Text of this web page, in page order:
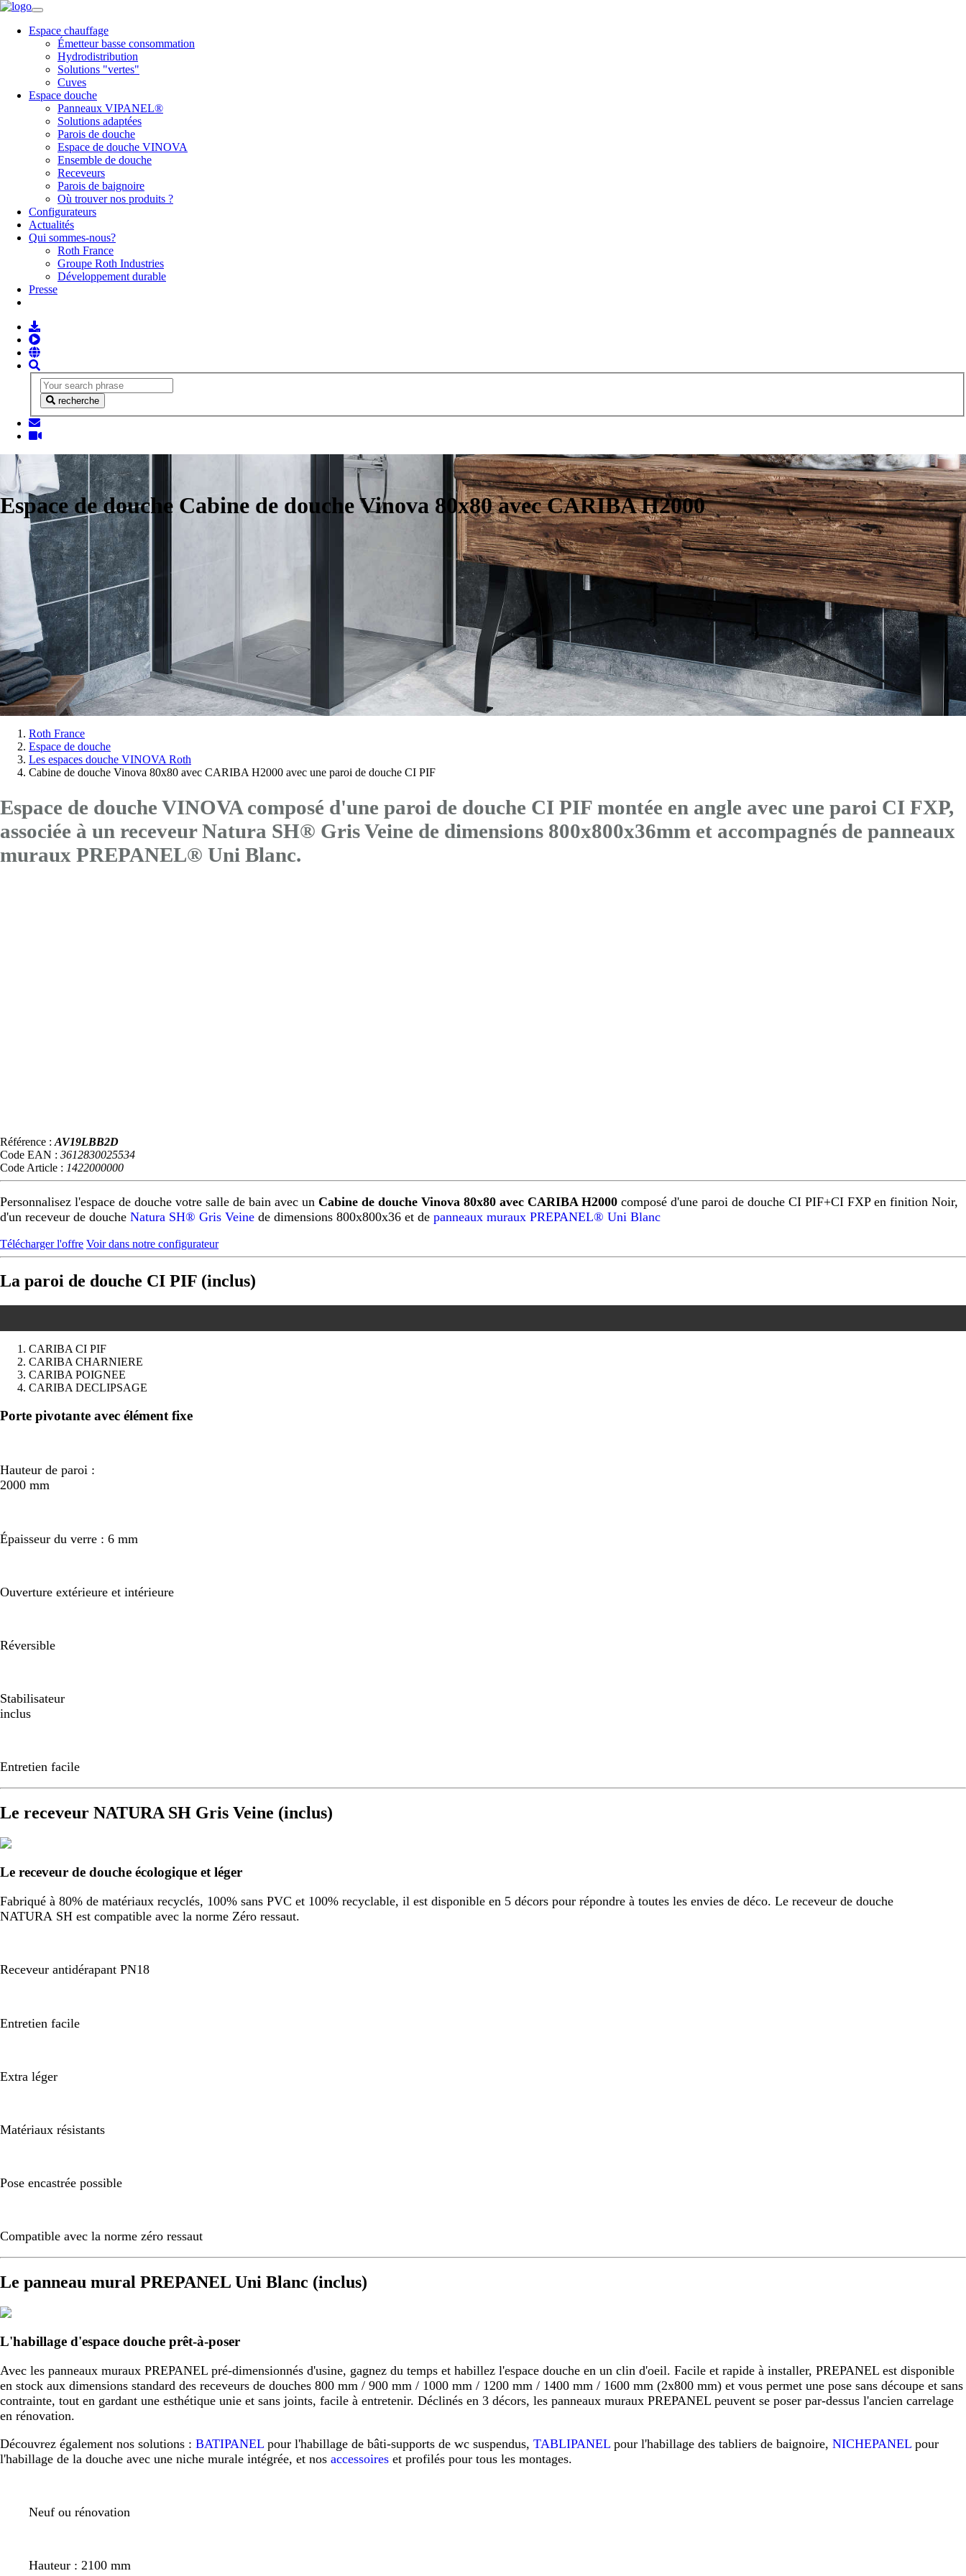
Espace chauffage
Émetteur basse consommation
Hydrodistribution
Solutions "vertes"
Cuves
Espace douche
Panneaux VIPANEL®
Solutions adaptées
Parois de douche
Espace de douche VINOVA
Ensemble de douche
Receveurs
Parois de baignoire
Où trouver nos produits ?
Configurateurs
Actualités
Qui sommes-nous?
Roth France
Groupe Roth Industries
Développement durable
Presse
recherche
Espace de douche Cabine de douche Vinova 80x80 avec CARIBA H2000
Vous
êtes
Roth France
Espace de douche
Les espaces douche VINOVA Roth
Cabine de douche Vinova 80x80 avec CARIBA H2000 avec une paroi de douche CI PIF
Espace de douche VINOVA composé d'une paroi de douche CI PIF montée en angle avec une paroi CI FXP,
associée à un receveur Natura SH® Gris Veine de dimensions 800x800x36mm et accompagnés de panneaux
muraux PREPANEL® Uni Blanc.
Référence : AV19LBB2D
Code EAN : 3612830025534
Code Article : 1422000000
Personnalisez l'espace de douche votre salle de bain avec un Cabine de douche Vinova 80x80 avec CARIBA H2000 composé d'une paroi de douche CI PIF+CI FXP en finition Noir,
d'un receveur de douche Natura SH® Gris Veine de dimensions 800x800x36 et de panneaux muraux PREPANEL® Uni Blanc
Télécharger l'offre Voir dans notre configurateur
La paroi de douche CI PIF (inclus)
CARIBA CI PIF
CARIBA CHARNIERE
CARIBA POIGNEE
CARIBA DECLIPSAGE
Précédent
Suivant
Porte pivotante avec élément fixe
Hauteur de paroi :
2000 mm
Épaisseur du verre : 6 mm
Ouverture extérieure et intérieure
Réversible
Stabilisateur
inclus
Entretien facile
Le receveur NATURA SH Gris Veine (inclus)
Le receveur de douche écologique et léger
Fabriqué à 80% de matériaux recyclés, 100% sans PVC et 100% recyclable, il est disponible en 5 décors pour répondre à toutes les envies de déco. Le receveur de douche
NATURA SH est compatible avec la norme Zéro ressaut.
Receveur antidérapant PN18
Entretien facile
Extra léger
Matériaux résistants
Pose encastrée possible
Compatible avec la norme zéro ressaut
Le panneau mural PREPANEL Uni Blanc (inclus)
L'habillage d'espace douche prêt-à-poser
Avec les panneaux muraux PREPANEL pré-dimensionnés d'usine, gagnez du temps et habillez l'espace douche en un clin d'oeil. Facile et rapide à installer, PREPANEL est disponible
en stock aux dimensions standard des receveurs de douches 800 mm / 900 mm / 1000 mm / 1200 mm / 1400 mm / 1600 mm (2x800 mm) et vous permet une pose sans découpe et sans
contrainte, tout en gardant une esthétique unie et sans joints, facile à entretenir. Déclinés en 3 décors, les panneaux muraux PREPANEL peuvent se poser par-dessus l'ancien carrelage
en rénovation.
Découvrez également nos solutions : BATIPANEL pour l'habillage de bâti-supports de wc suspendus, TABLIPANEL pour l'habillage des tabliers de baignoire, NICHEPANEL pour
l'habillage de la douche avec une niche murale intégrée, et nos accessoires et profilés pour tous les montages.
Neuf ou rénovation
Hauteur : 2100 mm